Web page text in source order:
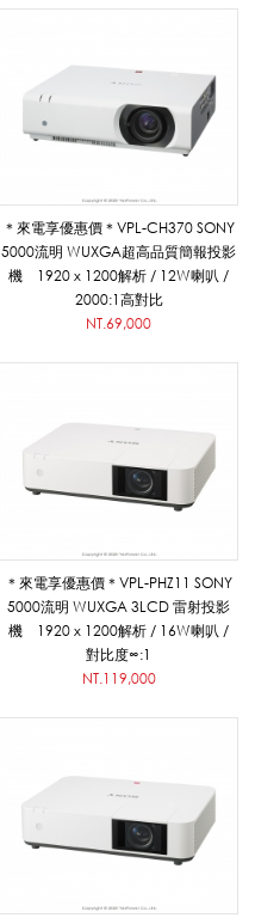
＊來電享優惠價＊VPL-CH370 SONY
5000流明 WUXGA超高品質簡報投影
機 1920 x 1200解析 / 12W喇叭 /
2000:1高對比
NT.69,000
＊來電享優惠價＊VPL-PHZ11 SONY
5000流明 WUXGA 3LCD 雷射投影
機 1920 x 1200解析 / 16W喇叭 /
對比度∞:1
NT.119,000